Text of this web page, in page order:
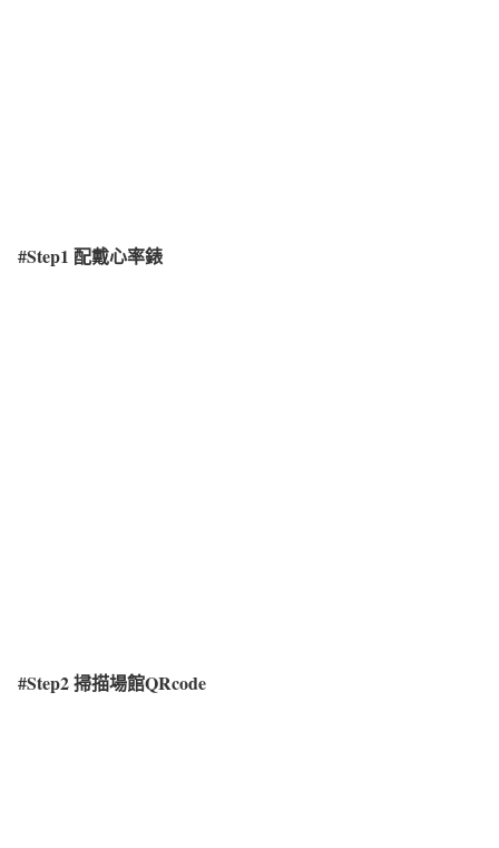
#Step1 配戴心率錶
#Step2掃描場館QRcode